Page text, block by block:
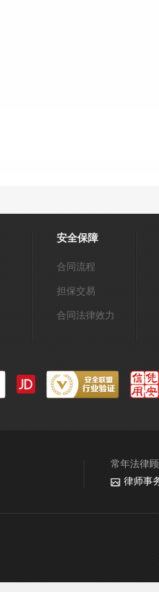
安全保障
合同流程
担保交易
合同法律效力
常年法律
律师事